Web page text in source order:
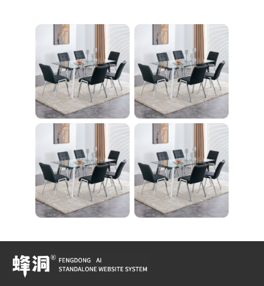
nity Light
レーニング器具 エク
ササイズ ダイエット
旅行 自宅 WBGHS-0
1-R